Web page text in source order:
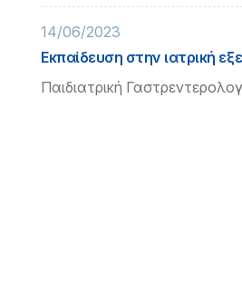
14/06/2023
Εκπαίδευση στην ιατρική
Παιδιατρική